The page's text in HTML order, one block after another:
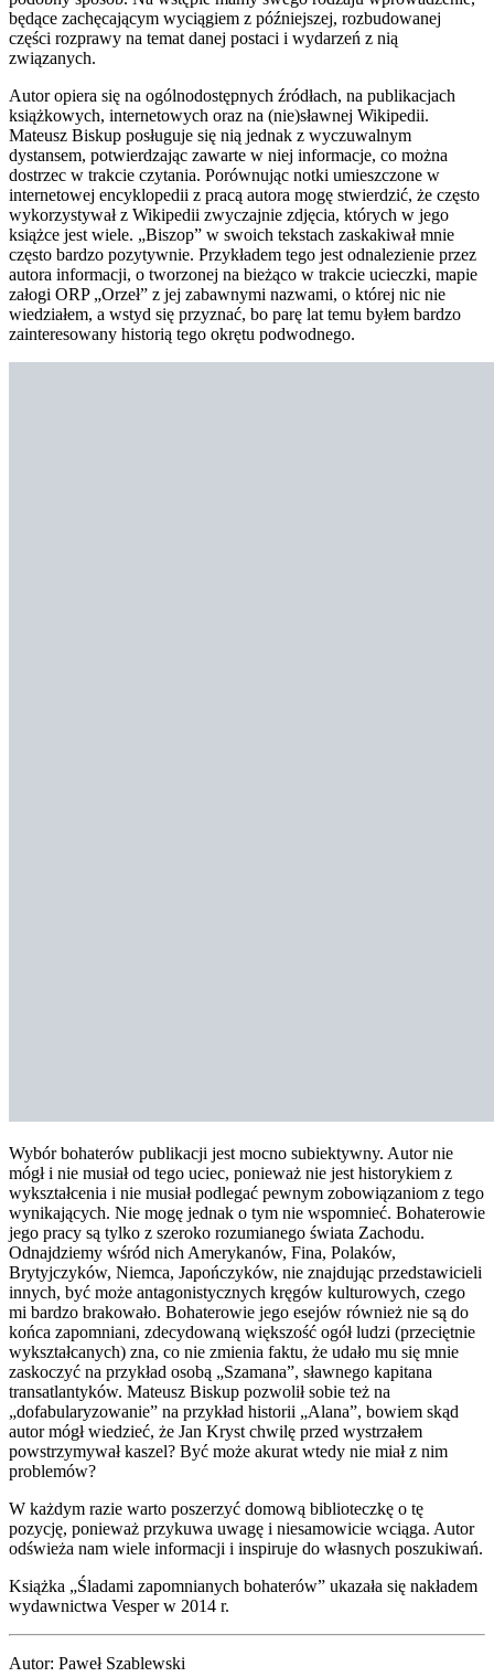
będące zachęcającym wyciągiem z późniejszej, rozbudowanej
części rozprawy na temat danej postaci i wydarzeń z nią
związanych.
Autor opiera się na ogólnodostępnych źródłach, na publikacjach
książkowych, internetowych oraz na (nie)sławnej Wikipedii.
Mateusz Biskup posługuje się nią jednak z wyczuwalnym
dystansem, potwierdzając zawarte w niej informacje, co można
dostrzec w trakcie czytania. Porównując notki umieszczone w
internetowej encyklopedii z pracą autora mogę stwierdzić, że często
wykorzystywał z Wikipedii zwyczajnie zdjęcia, których w jego
książce jest wiele. „Biszop” w swoich tekstach zaskakiwał mnie
często bardzo pozytywnie. Przykładem tego jest odnalezienie przez
autora informacji, o tworzonej na bieżąco w trakcie ucieczki, mapie
załogi ORP „Orzeł” z jej zabawnymi nazwami, o której nic nie
wiedziałem, a wstyd się przyznać, bo parę lat temu byłem bardzo
zainteresowany historią tego okrętu podwodnego.
Wybór bohaterów publikacji jest mocno subiektywny. Autor nie
mógł i nie musiał od tego uciec, ponieważ nie jest historykiem z
wykształcenia i nie musiał podlegać pewnym zobowiązaniom z tego
wynikających. Nie mogę jednak o tym nie wspomnieć. Bohaterowie
jego pracy są tylko z szeroko rozumianego świata Zachodu.
Odnajdziemy wśród nich Amerykanów, Fina, Polaków,
Brytyjczyków, Niemca, Japończyków, nie znajdując przedstawicieli
innych, być może antagonistycznych kręgów kulturowych, czego
mi bardzo brakowało. Bohaterowie jego esejów również nie są do
końca zapomniani, zdecydowaną większość ogół ludzi (przeciętnie
wykształcanych) zna, co nie zmienia faktu, że udało mu się mnie
zaskoczyć na przykład osobą „Szamana”, sławnego kapitana
transatlantyków. Mateusz Biskup pozwolił sobie też na
„dofabularyzowanie” na przykład historii „Alana”, bowiem skąd
autor mógł wiedzieć, że Jan Kryst chwilę przed wystrzałem
powstrzymywał kaszel? Być może akurat wtedy nie miał z nim
problemów?
W każdym razie warto poszerzyć domową biblioteczkę o tę
pozycję, ponieważ przykuwa uwagę i niesamowicie wciąga. Autor
odświeża nam wiele informacji i inspiruje do własnych poszukiwań.
Książka „Śladami zapomnianych bohaterów” ukazała się nakładem
wydawnictwa Vesper w 2014 r.
Autor: Paweł Szablewski